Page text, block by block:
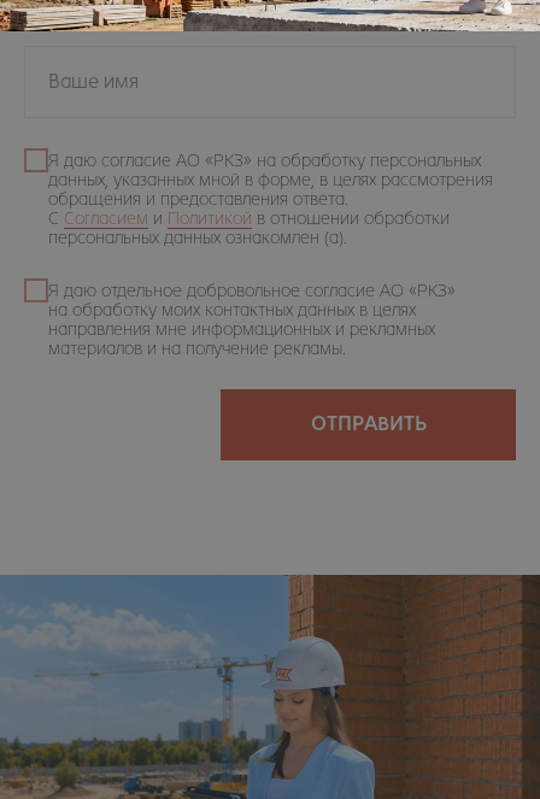
Ваше имя
Я даю согласие АО «РКЗ» на обработку персональных
данных, указанных мной в форме, в целях рассмотрения
обращения и предоставления ответа.
С Согласием и Политикой в отношении обработки
персональных данных ознакомлен (а).
Я даю отдельное добровольное согласие АО «РКЗ»
на обработку моих контактных данных в целях
направления мне информационных и рекламных
материалов и на получение рекламы.
ОТПРАВИТЬ
© 2004−2025 Рязанский кирпичный завод
Россия, Рязань,
ул. Кирпичного
завода, 18
КАТАЛОГ ПРОДУКЦИИ
Лицевой кирпич
Статьи
Контакты
работает само
Схема проезда